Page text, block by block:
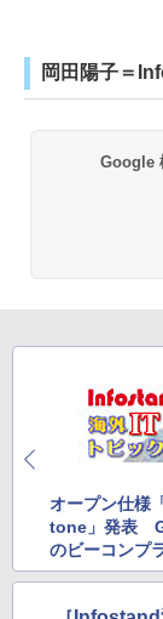
岡田陽子＝
Google
オープン仕様
tone」発表
のビーコンプ
ォーム